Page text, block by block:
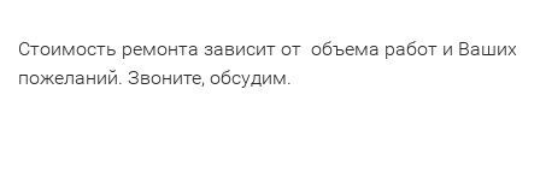
Стоимость ремонта зависит от объема работ и Ваших
пожеланий. Звоните, обсудим.